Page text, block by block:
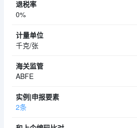
0%
千克/张
ABFE
2条